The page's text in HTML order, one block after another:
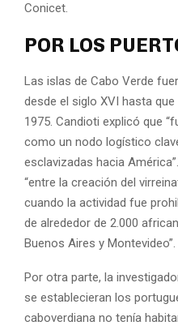
Conicet.
POR LOS
Las islas de Cabo Verde
desde el siglo XVI hasta
1975. Candioti explicó que
como un nodo logístico
esclavizadas hacia
“entre la creación del
cuando la actividad fue
de alrededor de 2.000
Buenos Aires y Montevideo”.
Por otra parte, la
se establecieran los
caboverdiana no tenía